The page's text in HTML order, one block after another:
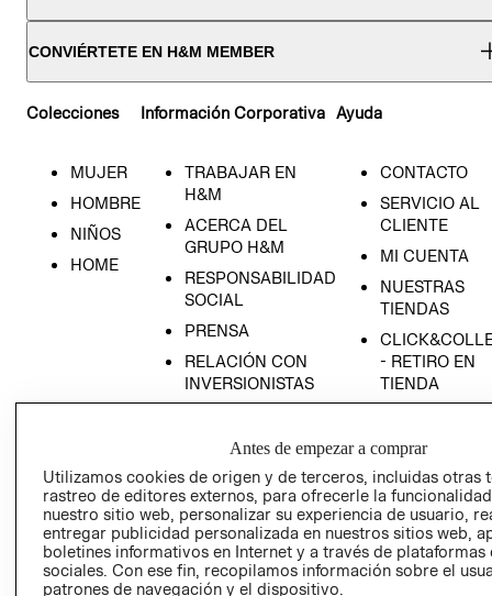
CONVIÉRTETE EN H&M MEMBER
Colecciones
MUJER
HOMBRE
NIÑOS
HOME
Información Corporativa
TRABAJAR EN
H&M
ACERCA DEL
GRUPO H&M
RESPONSABILIDAD
SOCIAL
PRENSA
RELACIÓN CON
INVERSIONISTAS
Ayuda
CONTACTO
SERVICIO AL
CLIENTE
MI CUENTA
NUESTRAS
TIENDAS
- RETIRO EN
TIENDA
AVISO DE
PRIVACIDAD
GIFT CARD
AVISO DE
COOKIES
Antes de empezar a comprar
Utilizamos cookies de origen y de terceros, incluidas otras
rastreo de editores externos, para ofrecerle la
nuestro sitio web, personalizar su experiencia de usuario,
entregar publicidad personalizada en nuestros sitios web,
boletines informativos en Internet y a través de plataformas
sociales. Con ese fin, recopilamos información sobre el
patrones de navegación y el dispositivo.